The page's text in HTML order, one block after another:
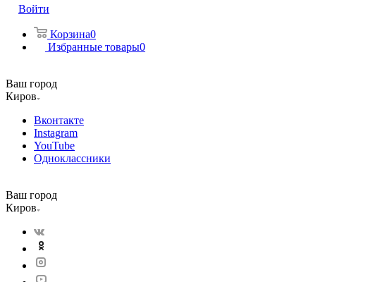
Войти
Корзина0
Избранные товары0
Ваш город
Киров
Вконтакте
Instagram
YouTube
Одноклассники
Ваш город
Киров